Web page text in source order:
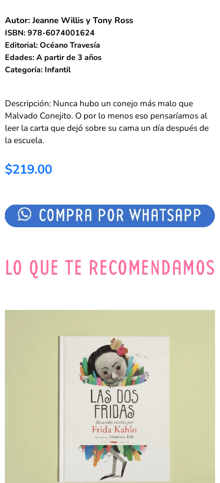
Autor: Jeanne Willis y Tony Ross
ISBN: 978-6074001624
Editorial: Océano Travesía
Edades: A partir de 3 años
Categoría: Infantil
Descripción: Nunca hubo un conejo más malo que
Malvado Conejito. O por lo menos eso pensaríamos al
leer la carta que dejó sobre su cama un día después de
la escuela.
$219.00